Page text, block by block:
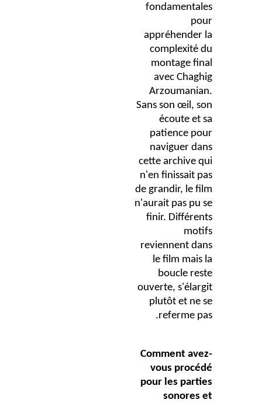
fondamentales
pour
appréhender la
complexité du
montage final
avec Chaghig
Arzoumanian.
Sans son œil, son
écoute et sa
patience pour
naviguer dans
cette archive qui
n'en finissait pas
de grandir, le film
n'aurait pas pu se
finir. Différents
motifs
reviennent dans
le film mais la
boucle reste
ouverte, s'élargit
plutôt et ne se
referme pas.
Comment avez-
vous procédé
pour les parties
sonores et